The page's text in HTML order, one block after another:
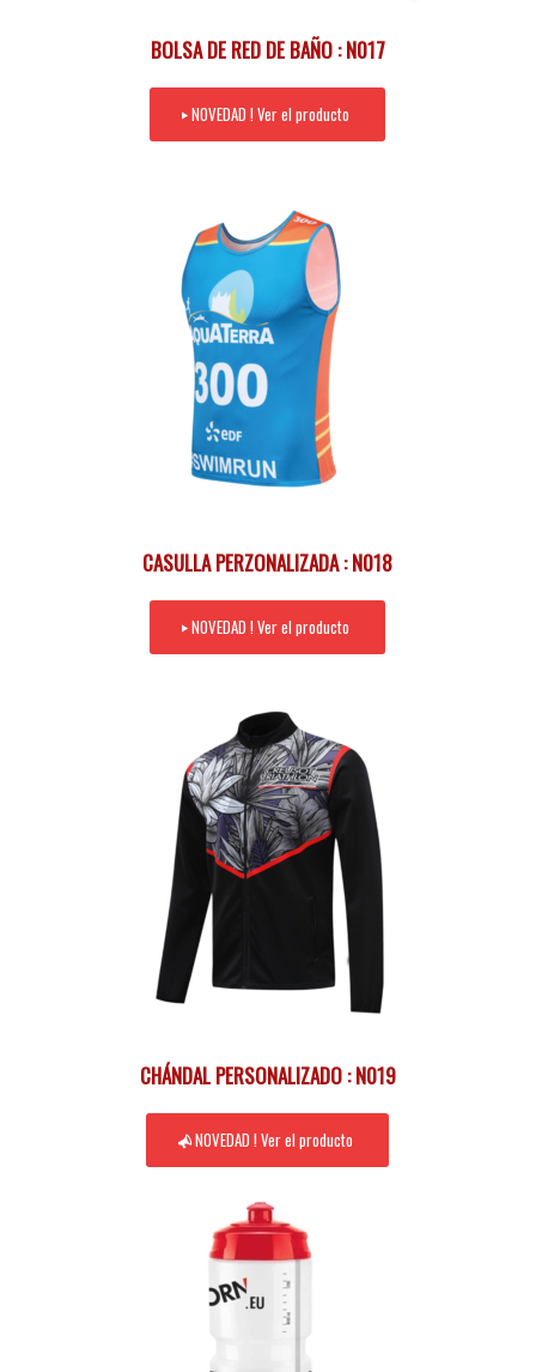
BOLSA DE RED DE BAÑO : N017
NOVEDAD ! Ver el producto
CASULLA PERZONALIZADA : N018
NOVEDAD ! Ver el producto
CHÁNDAL PERSONALIZADO : N019
NOVEDAD ! Ver el producto